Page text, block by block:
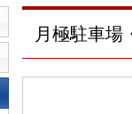
月極駐車場